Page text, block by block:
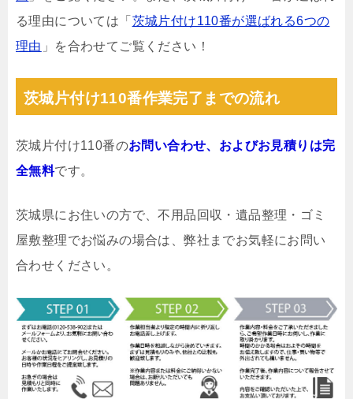
る理由については「 茨城片付け110番が選ばれる6つの
理由 」を合わせてご覧ください！
茨城片付け110番作業完了までの流れ
茨城片付け110番のお問い合わせ、およびお見積りは完
全無料です。
茨城県にお住いの方で、不用品回収・遺品整理・ゴミ
屋敷整理でお悩みの場合は、弊社までお気軽にお問い
合わせください。